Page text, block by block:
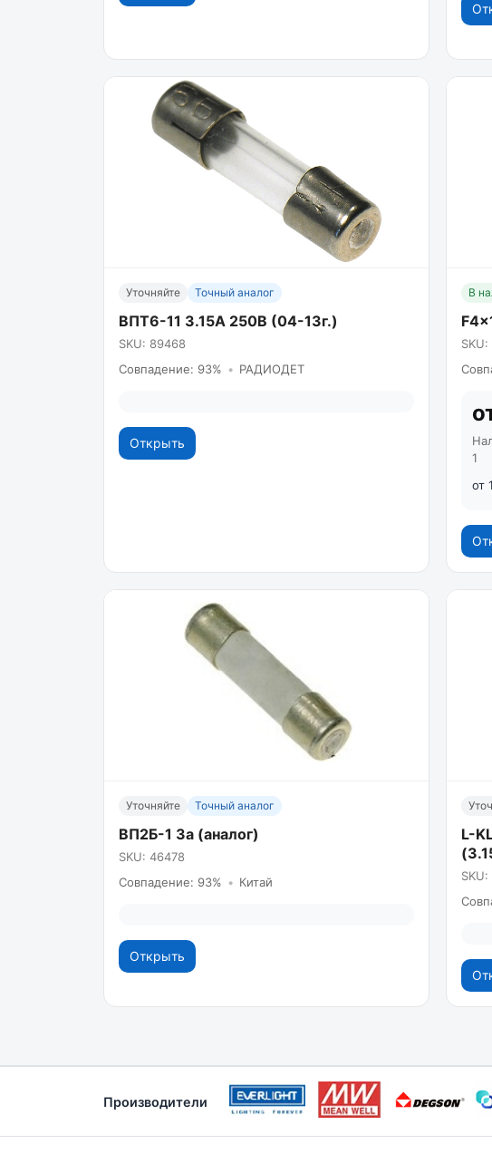
Уточняйте Точный аналог
ВПТ6-11 3.15А 250В (04-13г.)
SKU: 89468
Совпадение: 93% • РАДИОДЕТ
Открыть
В
1
от
Уточняйте Точный аналог
ВП2Б-1 3а (аналог)
SKU: 46478
Совпадение: 93% • Китай
Открыть
L-
SKU:
Производители